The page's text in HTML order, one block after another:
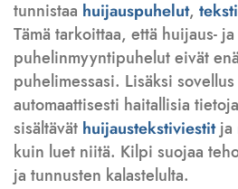
tunnistaa huijauspuhelut,
Tämä tarkoittaa, että huijaus- ja
puhelinmyyntipuhelut eivät
puhelimessasi. Lisäksi
automaattisesti haitallisia
sisältävät huijaustekstiviestitja
kuin luet niitä. Kilpi suojaa
ja tunnusten kalastelulta.